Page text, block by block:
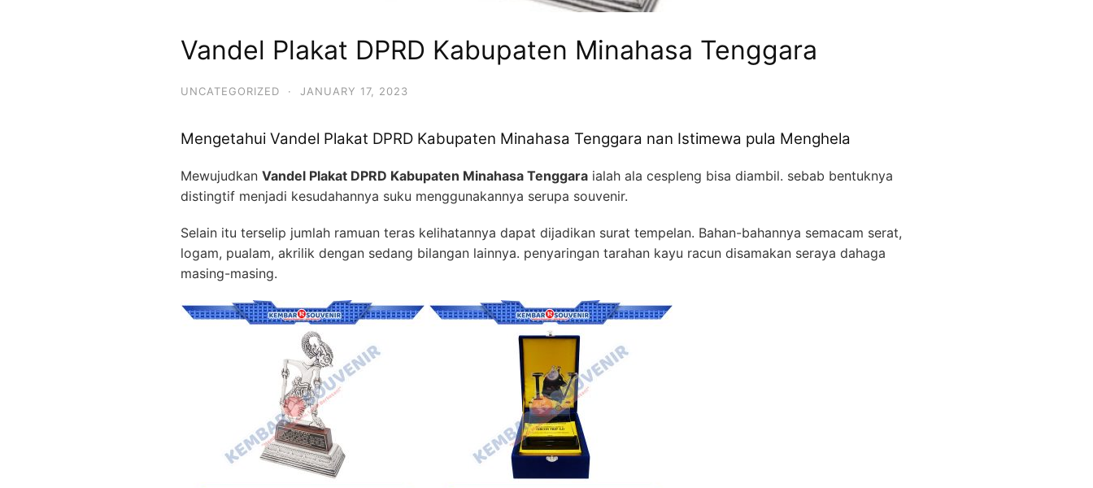
Vandel Plakat DPRD Kabupaten Minahasa Tenggara
UNCATEGORIZED · JANUARY 17, 2023
Mengetahui Vandel Plakat DPRD Kabupaten Minahasa Tenggara nan Istimewa pula Menghela
Mewujudkan Vandel Plakat DPRD Kabupaten Minahasa Tenggara ialah ala cespleng bisa diambil. sebab bentuknya
distingtif menjadi kesudahannya suku menggunakannya serupa souvenir.
Selain itu terselip jumlah ramuan teras kelihatannya dapat dijadikan surat tempelan. Bahan-bahannya semacam serat,
logam, pualam, akrilik dengan sedang bilangan lainnya. penyaringan tarahan kayu racun disamakan seraya dahaga
masing-masing.